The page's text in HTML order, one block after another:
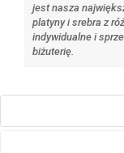
jest nasza
platyny i srebra z
indywidualne i
biżuterię.